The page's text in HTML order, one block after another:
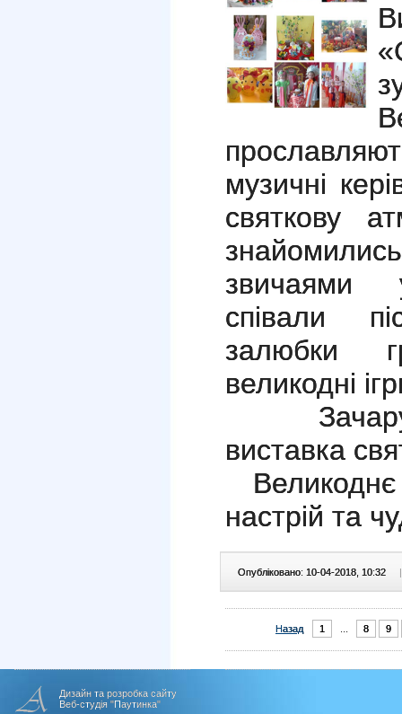
музичні
святкову
звичаями
співали
залюбки
великодні
виставка
Великоднє
настрій та
Опубліковано: 10-04-2018, 10:32 |
Назад 1 8 9
Дизайн та розробка сайту
Веб-студія "Паутинка"